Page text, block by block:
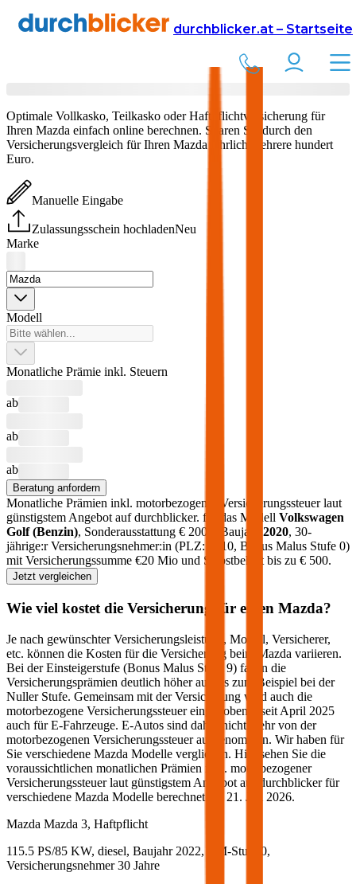
durchblicker.at – Startseite
Versicherung Autoversicherung
Versicherung vergleichen & abschließen
Optimale Vollkasko, Teilkasko oder Haftpflichtversicherung für
Ihren Mazda einfach online berechnen. Sparen Sie durch den
Versicherungsvergleich für Ihren Mazda jährlich mehrere hundert
Euro.
Manuelle Eingabe
Zulassungsschein hochladenNeu
Marke
Modell
Monatliche Prämie inkl. Steuern
ab
ab
ab
Beratung anfordern
Monatliche Prämien inkl. motorbezogener Versicherungssteuer laut
günstigstem Angebot auf durchblicker. für das Modell Volkswagen
Golf(Benzin), Sonderausstattung € 2000 , Baujahr 2020, 30-
jährige:r Versicherungsnehmer:in (PLZ:
1010, Bonus Malus Stufe 0)
mit Versicherungssumme €20 Mio und Selbstbehalt bis zu € 500.
Jetzt vergleichen
Wie viel kostet die Versicherung für einen Mazda?
Je nach gewünschter Versicherungsleistung, Modell, Versicherer,
etc. können die Kosten für die Versicherung beim
Mazda variieren.
Bei der Einsteigerstufe (Bonus Malus Stufe 9) fallen die
Versicherungsprämien deutlich höher aus als zum Beispiel bei der
Nuller Stufe. Gemeinsam mit der Versicherung wird auch die
motorbezogene Versicherungssteuer eingehoben – seit April 2025
auch für E-Fahrzeuge. E-Autos sind daher nicht mehr von der
motorbezogenen Versicherungssteuer ausgenommen. Wir haben für
Sie verschiedene Mazda Modelle verglichen. Hier sehen Sie die
voraussichtlichen monatlichen Prämien inkl. motorbezogener
Versicherungssteuer laut günstigstem Angebot auf durchblicker für
verschiedene Mazda Modelle berechnet am 21. Juli 2026.
Mazda Mazda 3, Haftpflicht
115.5 PS/85 KW, diesel, Baujahr 2022, BM-Stufe 0,
Versicherungsnehmer 30 Jahre